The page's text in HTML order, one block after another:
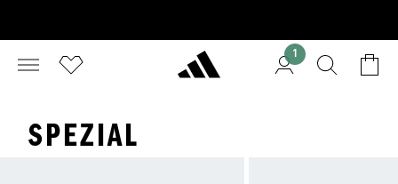
1
SPEZIAL